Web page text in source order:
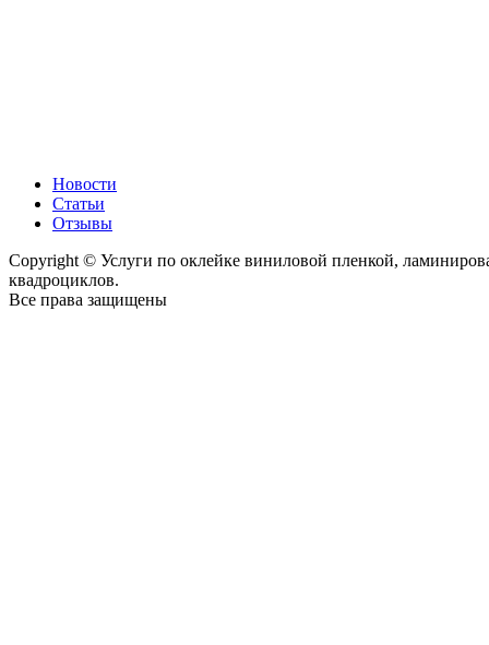
Новости
Статьи
Отзывы
Copyright © Услуги по оклейке виниловой пленкой,
квадроциклов.
Все права защищены